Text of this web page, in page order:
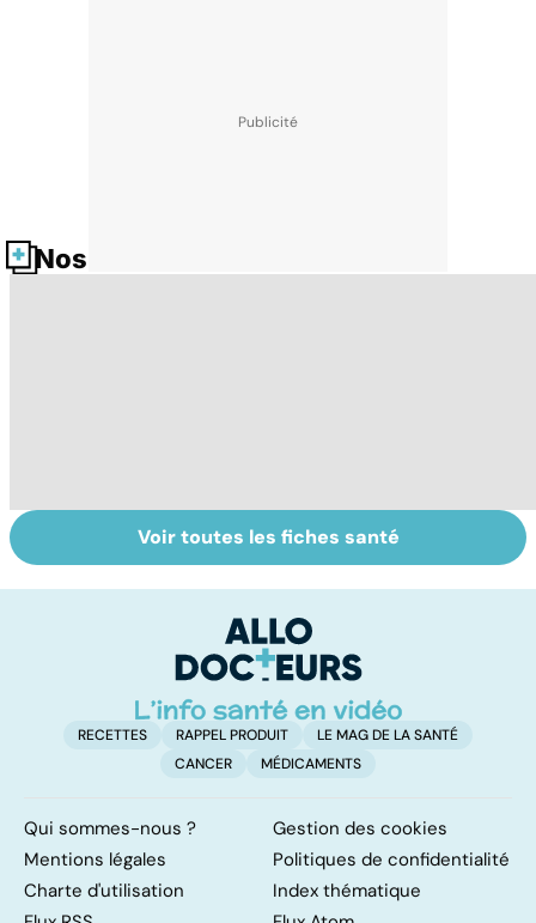
Nos fiches santé
Don de gamètes :
le pour et le
Ados : que faire
en cas de
comportement ?
Voir toutes les fiches santé
RECETTES RAPPEL PRODUIT
LE MAG DE LA SANTÉ
CANCER
MÉDICAMENTS
Qui sommes-nous ?
Gestion des cookies
Mentions légales
Politiques de confidentialité
Charte d'utilisation
Index thématique